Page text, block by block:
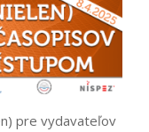
pre vydavateľov